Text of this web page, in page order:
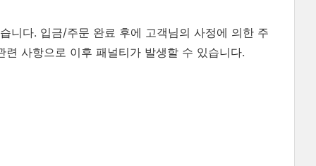
니다. 입금/주문 완료 후에 고객님의 사정에 의한 주
사항으로 이후 패널티가 발생할 수 있습니다.